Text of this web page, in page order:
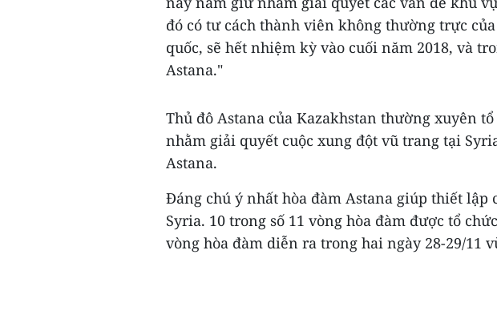
đó có tư cách thành viên không thường trực
quốc, sẽ hết nhiệm kỳ vào cuối năm 2018, và
Astana."
Thủ đô Astana của Kazakhstan thường xuyên
nhằm giải quyết cuộc xung đột vũ trang tại
Astana.
Đáng chú ý nhất hòa đàm Astana giúp thiết lập
Syria. 10 trong số 11 vòng hòa đàm được tổ
vòng hòa đàm diễn ra trong hai ngày 28-29/11